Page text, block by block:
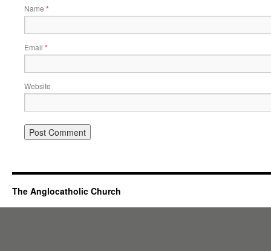
Name *
Email *
Website
The Anglocatholic Church